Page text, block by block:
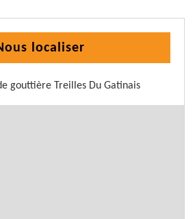
localiser
gouttière Treilles Du Gatinais